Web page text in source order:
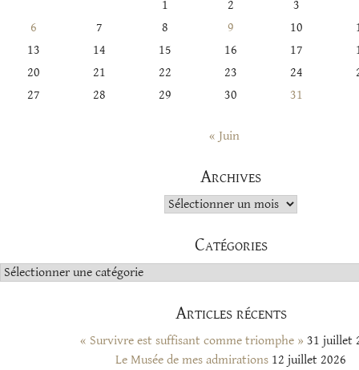
1 2
3
6
7 8 9 10
13
14 15 16 17
20
21 22 23 24
27
28 29 30 31
« Juin
Archives
Archives
Catégories
Catégories
Articles récents
« Survivre est suffisant comme triomphe » 31 juillet
Le Musée de mes admirations 12 juillet 2026